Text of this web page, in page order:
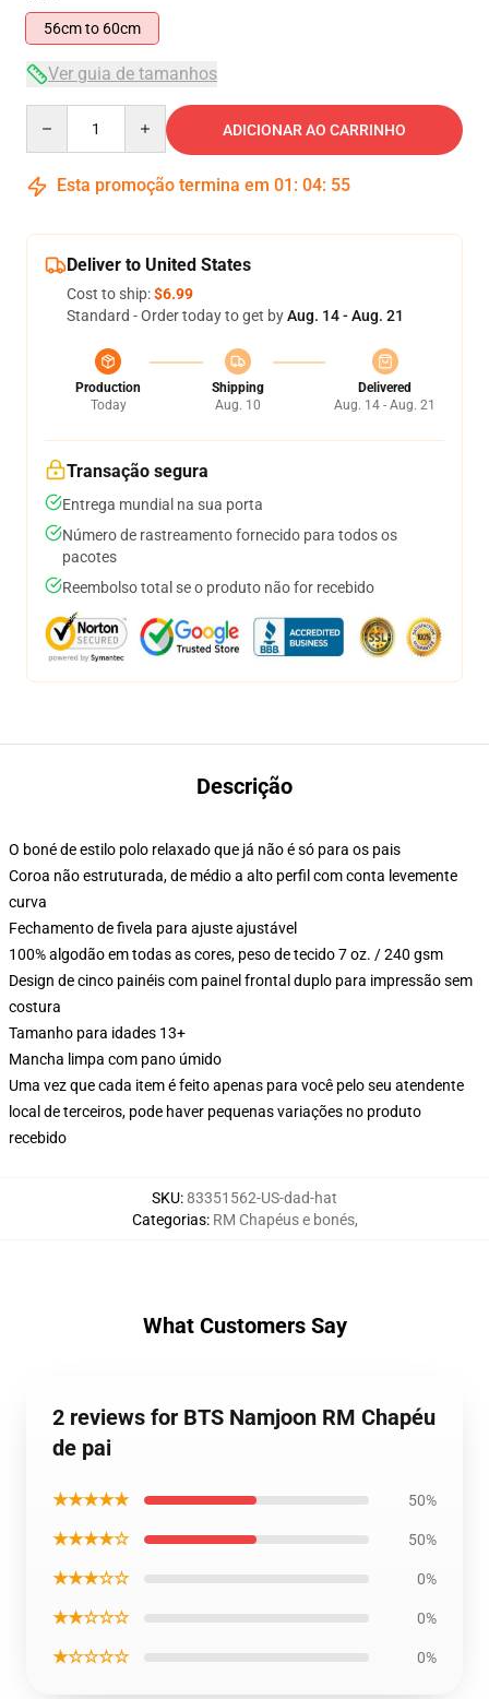
56cm to 60cm
Ver guia de tamanhos
ADICIONAR AO CARRINHO
Esta promoção termina em 01 : 04: 54
Deliver to United States
Cost to ship:$6.99
Standard - Order today to get byAug. 14 - Aug. 21
Production
Today
Shipping
Aug. 10
Delivered
Aug. 14 - Aug. 21
Transação segura
Entrega mundial na sua porta
Número de rastreamento fornecido para todos os
pacotes
Reembolso total se o produto não for recebido
Descrição
O boné de estilo polo relaxado que já não é só para os pais
Coroa não estruturada, de médio a alto perfil com conta levemente
curva
Fechamento de fivela para ajuste ajustável
100% algodão em todas as cores, peso de tecido 7 oz. / 240 gsm
Design de cinco painéis com painel frontal duplo para impressão sem
costura
Tamanho para idades 13+
Mancha limpa com pano úmido
Uma vez que cada item é feito apenas para você pelo seu atendente
local de terceiros, pode haver pequenas variações no produto
recebido
SKU:83351562-US-dad-hat
Categorias: RM Chapéus e bonés,
What Customers Say
2 reviews for BTS Namjoon RM Chapéu
de pai
★★★★★ 50%
★★★★☆ 50%
★★★☆☆ 0%
★★☆☆☆ 0%
★☆☆☆☆ 0%